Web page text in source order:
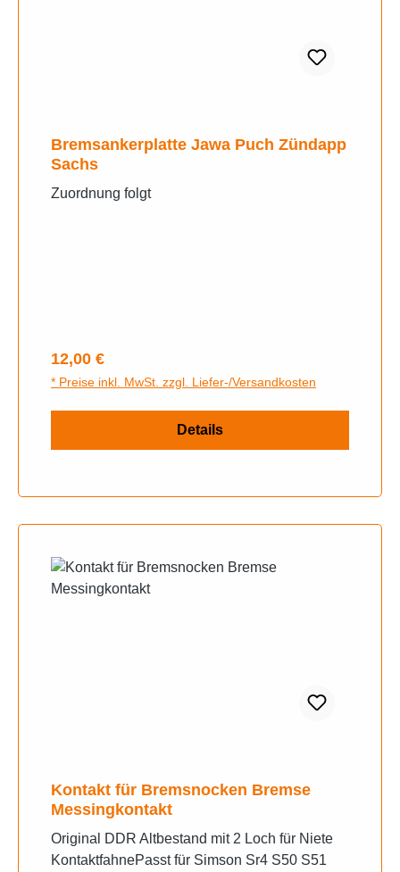
Bremsankerplatte Jawa Puch Zündapp
Sachs
Zuordnung folgt
Regulärer Preis:
12,00 €
* Preise inkl. MwSt. zzgl. Liefer-/Versandkosten
Details
Kontakt für Bremsnocken Bremse
Messingkontakt
Original DDR Altbestand mit 2 Loch für Niete
KontaktfahnePasst für Simson Sr4 S50 S51